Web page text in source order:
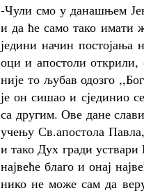
-Чули смо у данашњем
и да ће само тако имати
једини начин
оци и апостоли
није то љубав одозго
је он сишао и сјединио
са другим. Ове дане
учењу Св.апостола
и тако Дух гради
највеће благо и онај
нико не може сам да